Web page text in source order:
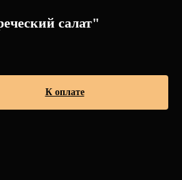
салат"
К оплате